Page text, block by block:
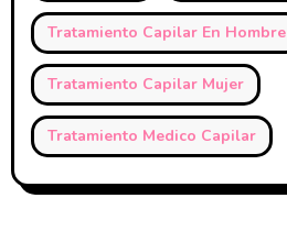
Tratamiento Capilar En Hombre
Tratamiento Capilar Mujer
Tratamiento Medico Capilar